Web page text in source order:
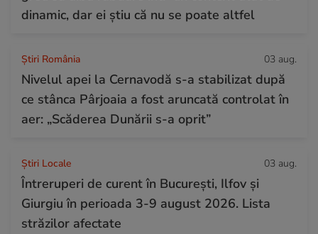
dinamic, dar ei știu că nu se poate altfel
Știri România 03 aug.
Nivelul apei la Cernavodă s-a stabilizat după
ce stânca Pârjoaia a fost aruncată controlat în
aer: „Scăderea Dunării s-a oprit”
Știri Locale 03 aug.
Întreruperi de curent în București, Ilfov și
Giurgiu în perioada 3-9 august 2026. Lista
străzilor afectate